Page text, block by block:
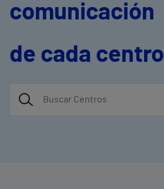
comunicación
de cada centro